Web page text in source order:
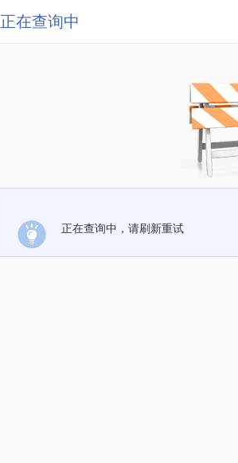
正在查询中
正在查询中，请刷新重试